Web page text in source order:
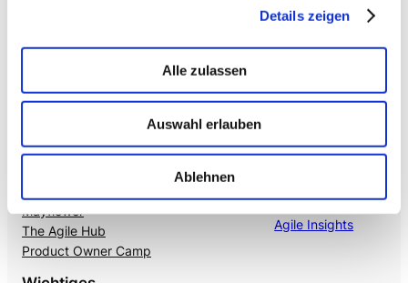
Details zeigen
Alle zulassen
Auswahl erlauben
Ablehnen
Mayflower
The Agile Hub
Product Owner Camp
Agile Insights